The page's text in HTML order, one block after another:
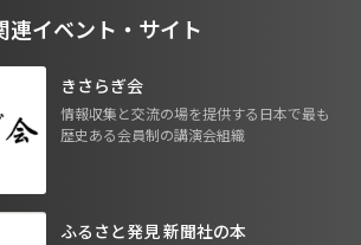
連イベント・サイト
きさらぎ会
情報収集と交流の場を提供する日本で最も
歴史ある会員制の講演会組織
ふるさと発見 新聞社の本